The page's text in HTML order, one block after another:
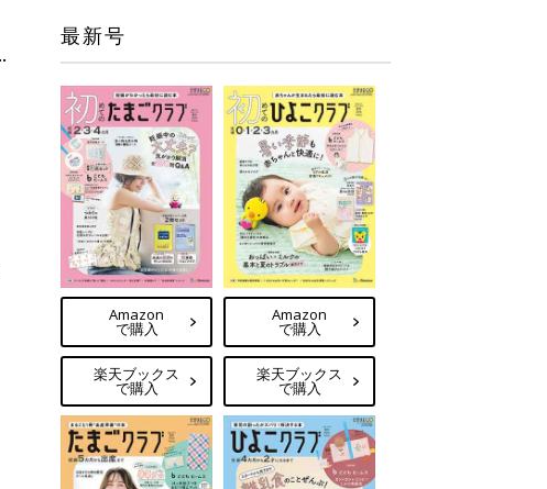
最新号
Amazon
で購入
楽天ブックス
で購入
Amazon
で購入
楽天ブックス
で購入